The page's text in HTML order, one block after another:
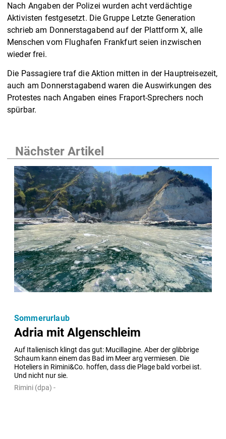
Nach Angaben der Polizei wurden acht verdächtige
Aktivisten festgesetzt. Die Gruppe Letzte Generation
schrieb am Donnerstagabend auf der Plattform X, alle
Menschen vom Flughafen Frankfurt seien inzwischen
wieder frei.
Die Passagiere traf die Aktion mitten in der Hauptreisezeit,
auch am Donnerstagabend waren die Auswirkungen des
Protestes nach Angaben eines Fraport-Sprechers noch
spürbar.
Nächster Artikel
Adria mit Algenschleim
Auf Italienisch klingt das gut: Mucillagine. Aber der glibbrige
Schaum kann einem das Bad im Meer arg vermiesen. Die
Hoteliers in Rimini&Co. hoffen, dass die Plage bald vorbei ist.
Und nicht nur sie.
Sommerurlaub
Rimini (dpa) -